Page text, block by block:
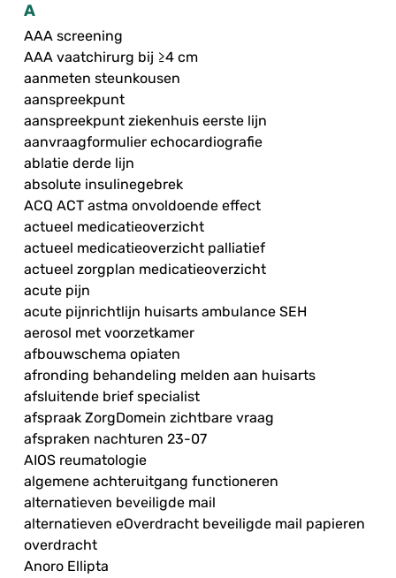
A
AAA screening
AAA vaatchirurg bij ≥4 cm
aanmeten steunkousen
aanspreekpunt
aanspreekpunt ziekenhuis eerste lijn
aanvraagformulier echocardiografie
ablatie derde lijn
absolute insulinegebrek
ACQ ACT astma onvoldoende effect
actueel medicatieoverzicht
actueel medicatieoverzicht palliatief
actueel zorgplan medicatieoverzicht
acute pijn
acute pijnrichtlijn huisarts ambulance SEH
aerosol met voorzetkamer
afbouwschema opiaten
afronding behandeling melden aan huisarts
afsluitende brief specialist
afspraak ZorgDomein zichtbare vraag
afspraken nachturen 23-07
AIOS reumatologie
algemene achteruitgang functioneren
alternatieven beveiligde mail
alternatieven eOverdracht beveiligde mail papieren
overdracht
Anoro Ellipta